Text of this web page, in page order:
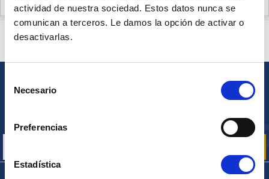
actividad de nuestra sociedad. Estos datos nunca se
comunican a terceros. Le damos la opción de activar o
desactivarlas.
Necesario
Preferencias
Estadística
OPINIONES DE CLIENTES (8)